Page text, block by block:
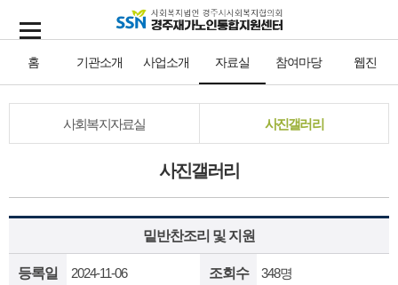
홈 기관소개 사업소개 자료실 참여마당 웹진
사회복지자료실 사진갤러리
사진갤러리
밑반찬조리 및 지원
등록일 2024-11-06 조회수 348명